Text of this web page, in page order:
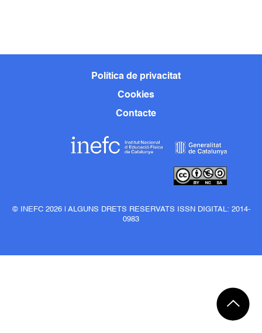
Política de privacitat
Cookies
Contacte
© INEFC 2026 | ALGUNS DRETS RESERVATS ISSN DIGITAL: 2014-
0983